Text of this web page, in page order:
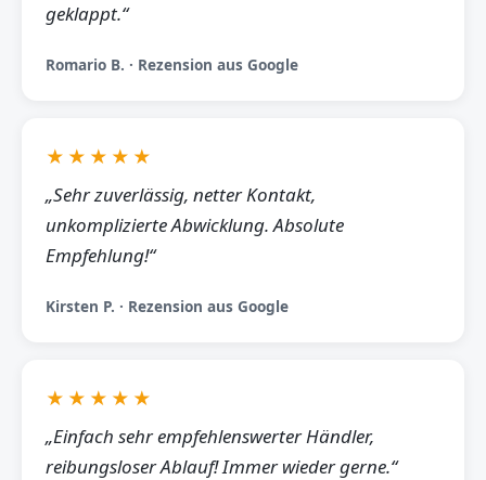
geklappt.“
Romario B. · Rezension aus Google
★★★★★
„Sehr zuverlässig, netter Kontakt,
unkomplizierte Abwicklung. Absolute
Empfehlung!“
Kirsten P. · Rezension aus Google
★★★★★
„Einfach sehr empfehlenswerter Händler,
reibungsloser Ablauf! Immer wieder gerne.“